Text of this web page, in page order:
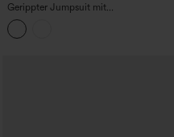
Gerippter Jumpsuit mit
Rundhalsausschnitt, langen Ärmeln,
Korsett-Detail und Taschen - Easy Peezy
Edition